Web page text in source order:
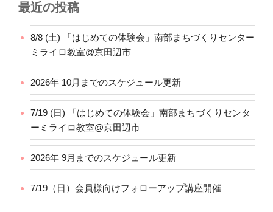
最近の投稿
8/8 (土) 「はじめての体験会」南部まちづくりセンター
ミライロ教室@京田辺市
2026年 10月までのスケジュール更新
7/19 (日) 「はじめての体験会」南部まちづくりセンタ
ーミライロ教室@京田辺市
2026年 9月までのスケジュール更新
7/19（日）会員様向けフォローアップ講座開催